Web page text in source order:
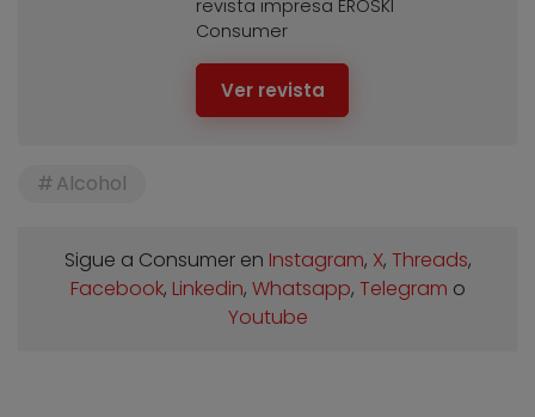
revista impresa EROSKI
Consumer
Ver revista
Alcohol
Sigue a Consumer en Instagram, X, Threads,
Facebook, Linkedin, Whatsapp, Telegram o
Youtube